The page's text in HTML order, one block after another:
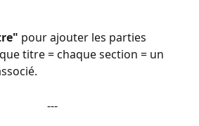
pour ajouter les parties
titre = chaque section = un
---